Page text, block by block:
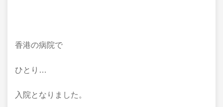
香港の病院で
ひとり…
入院となりました。